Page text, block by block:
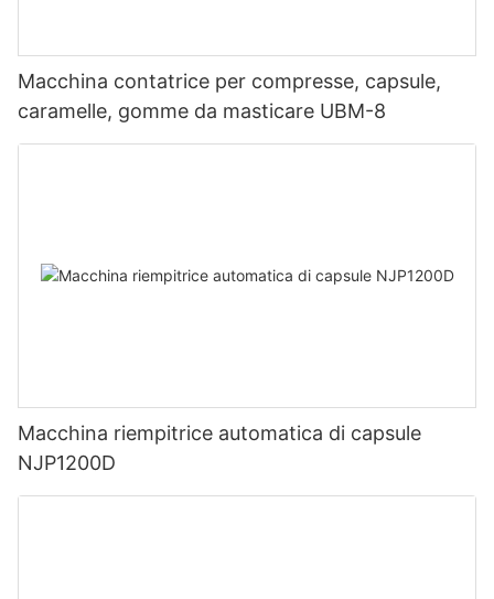
Macchina contatrice per compresse, capsule,
caramelle, gomme da masticare UBM-8
Macchina riempitrice automatica di capsule
NJP1200D